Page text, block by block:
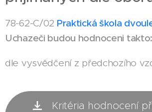
78-62-C/02 Praktická škola
Uchazeči budou hodnoceni takto:
dle vysvědčení z předchozího
Kritéria hodnocení